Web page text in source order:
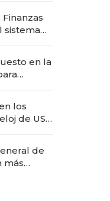
sistema
en la
los
de US$
de
más